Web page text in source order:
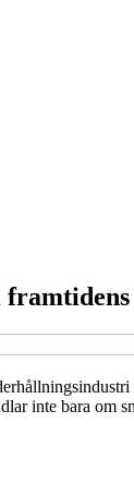
inte bara om